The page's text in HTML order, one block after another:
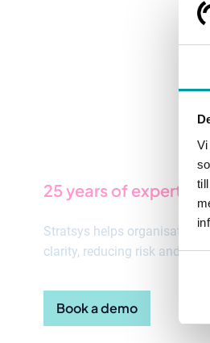
25 years of
Stratsys helps organisations
clarity, reducing risk and
Book a demo